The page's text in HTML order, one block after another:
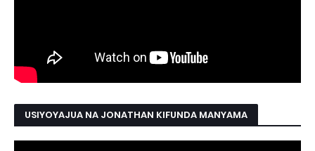
USIYOYAJUA NA JONATHAN KIFUNDA MANYAMA